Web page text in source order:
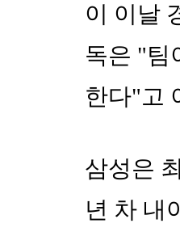
이 이날
독은 "팀
한다"고
삼성은
년 차 내